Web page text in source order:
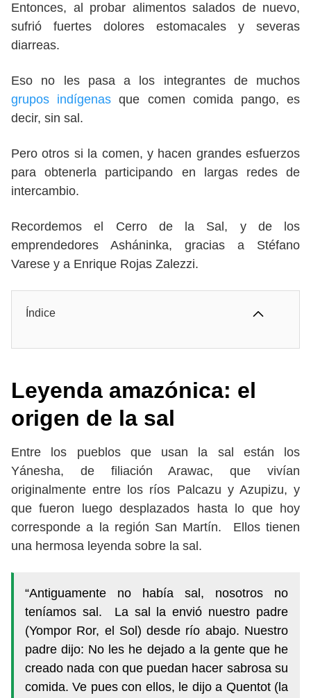
Entonces, al probar alimentos salados de nuevo,
sufrió fuertes dolores estomacales y severas
diarreas.
Eso no les pasa a los integrantes de muchos
grupos indígenas que comen comida pango, es
decir, sin sal.
Pero otros si la comen, y hacen grandes esfuerzos
para obtenerla participando en largas redes de
intercambio.
Recordemos el Cerro de la Sal, y de los
emprendedores Asháninka, gracias a Stéfano
Varese y a Enrique Rojas Zalezzi.
Índice
Leyenda amazónica: el
origen de la sal
Entre los pueblos que usan la sal están los
Yánesha, de filiación Arawac, que vivían
originalmente entre los ríos Palcazu y Azupizu, y
que fueron luego desplazados hasta lo que hoy
corresponde a la región San Martín. Ellos tienen
una hermosa leyenda sobre la sal.
“Antiguamente no había sal, nosotros no
teníamos sal. La sal la envió nuestro padre
(Yompor Ror, el Sol) desde río abajo. Nuestro
padre dijo: No les he dejado a la gente que he
creado nada con que puedan hacer sabrosa su
comida. Ve pues con ellos, le dijo a Quentot (la